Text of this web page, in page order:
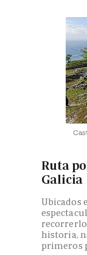
Ruta
Galicia
Ubicados
historia,
primeros